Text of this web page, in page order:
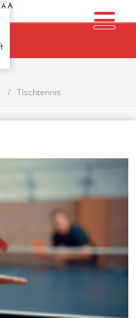
AA
Tischtennis